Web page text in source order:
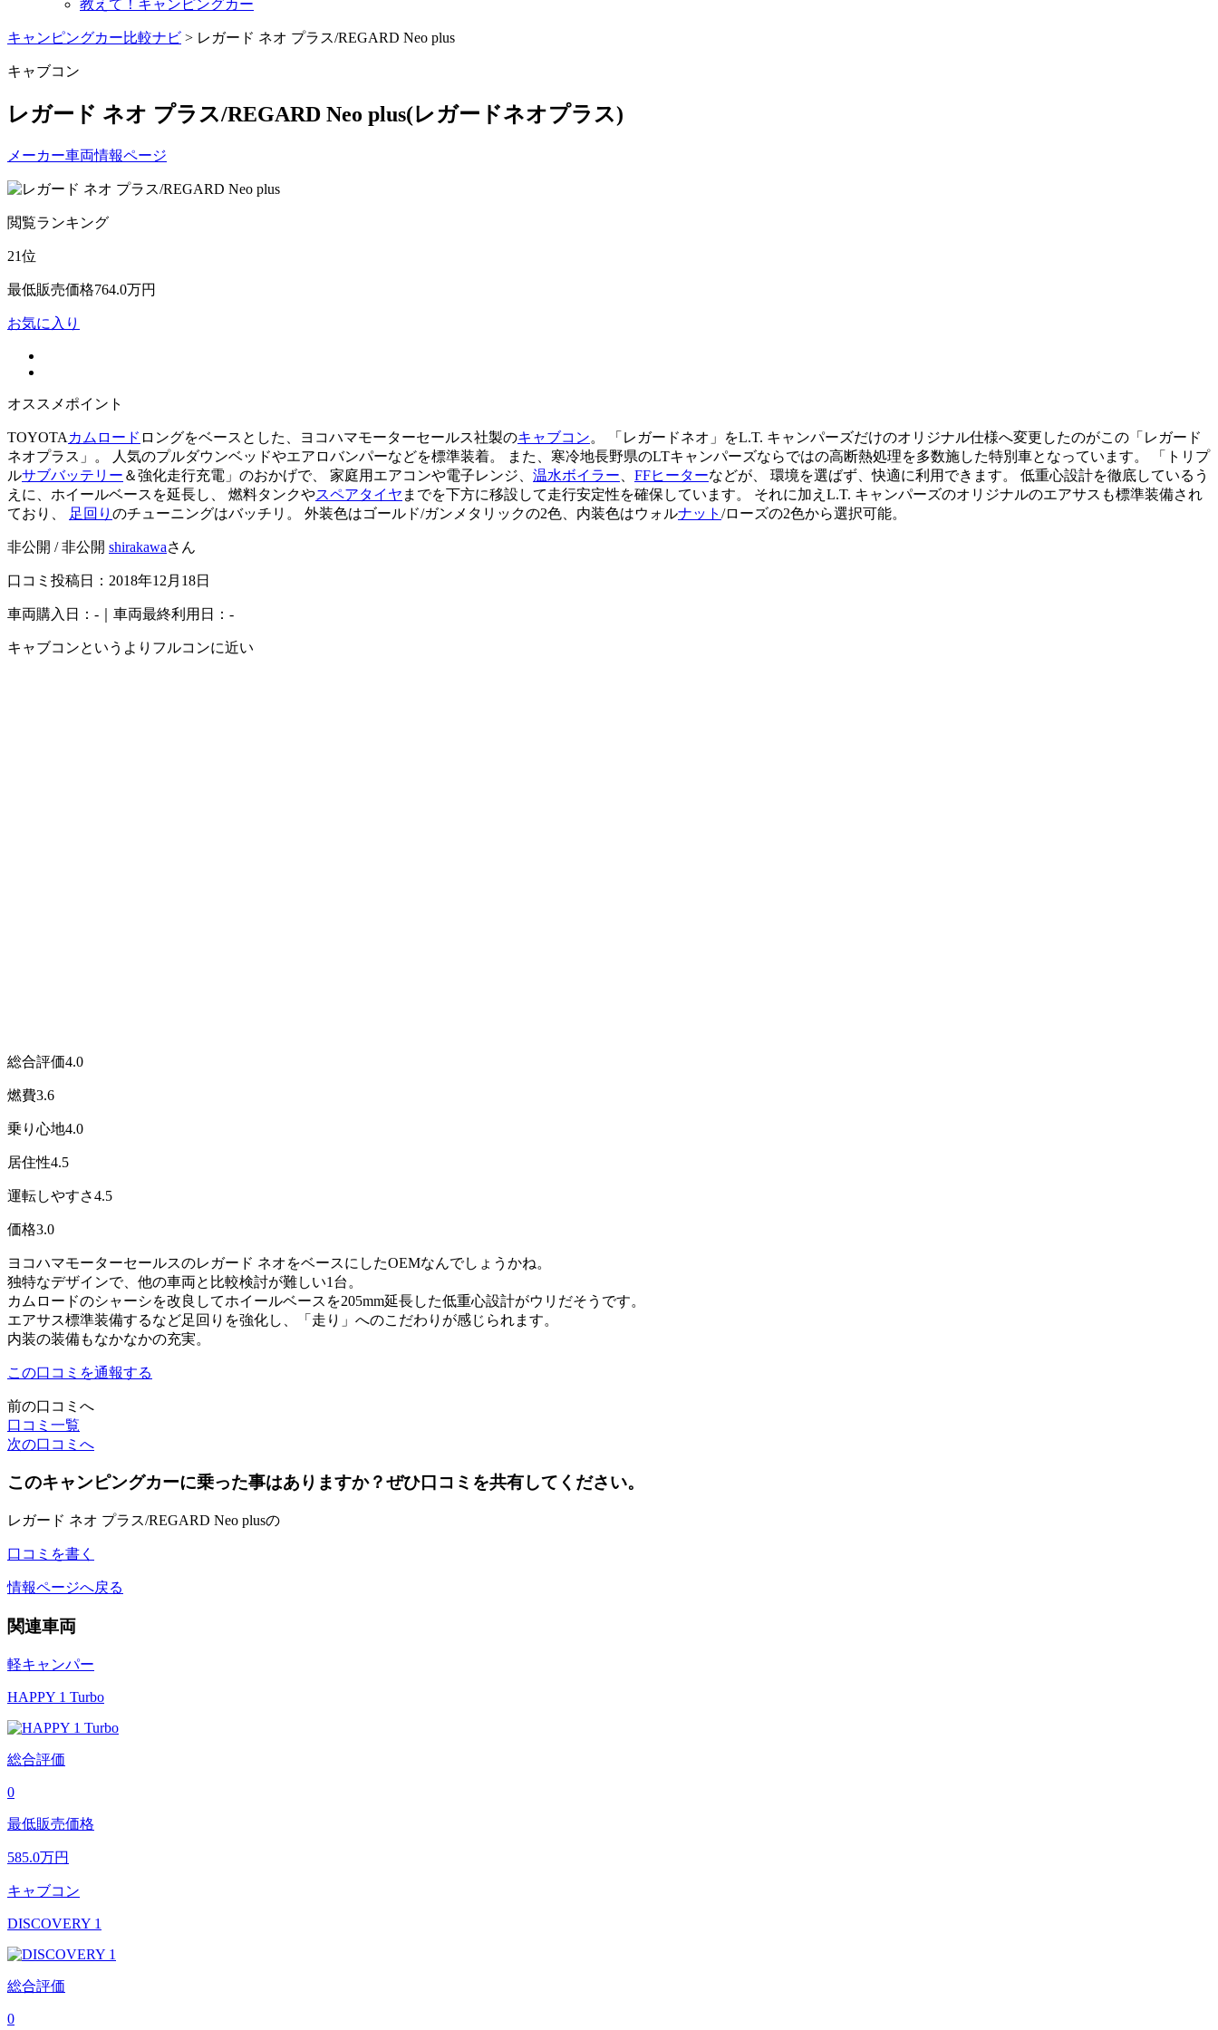
教えて！キャンピングカー
キャンピングカー比較ナビ > レガード ネオ プラス/REGARD Neo plus
キャブコン
レガード ネオ プラス/REGARD Neo plus(レガードネオプラス)
メーカー車両情報ページ
閲覧ランキング
21位
最低販売価格764.0万円
お気に入り
オススメポイント
TOYOTA カムロード ロングをベースとした、ヨコハマモーターセールス社製のキャブコン。 「レガードネオ」をL.T. キャンパーズだけのオリジナル仕様へ変更したのがこの「レガード
ネオプラス」。 人気のプルダウンベッドやエアロバンパーなどを標準装着。 また、寒冷地長野県のLTキャンパーズならではの高断熱処理を多数施した特別車となっています。 「トリプ
ルサブバッテリー ＆強化走行充電」のおかげで、 家庭用エアコンや電子レンジ、 温水ボイラー FFヒーターなどが、 環境を選ばず、快適に利用できます。 低重心設計を徹底しているう
えに、ホイールベースを延長し、 燃料タンクやスペアタイヤ までを下方に移設して走行安定性を確保しています。 それに加えL.T. キャンパーズのオリジナルのエアサスも標準装備され
ており、
足回り のチューニングはバッチリ。 外装色はゴールド/ガンメタリックの2色、内装色はウォルナット /ローズの2色から選択可能。
非公開 / 非公開 shirakawaさん
口コミ投稿日：2018年12月18日
車両購入日：-｜車両最終利用日：-
キャブコンというよりフルコンに近い
総合評価4.0
燃費3.6
乗り心地4.0
居住性4.5
運転しやすさ4.5
価格3.0
ヨコハマモーターセールスのレガード ネオをベースにしたOEMなんでしょうかね。
独特なデザインで、他の車両と比較検討が難しい1台。
カムロードのシャーシを改良してホイールベースを205mm延長した低重心設計がウリだそうです。
エアサス標準装備するなど足回りを強化し、「走り」へのこだわりが感じられます。
内装の装備もなかなかの充実。
この口コミを通報する
前の口コミへ
口コミ一覧
次の口コミへ
このキャンピングカーに乗った事はありますか？ぜひ口コミを共有してください。
レガード ネオ プラス/REGARD Neo plusの
口コミを書く
情報ページへ戻る
関連車両
軽キャンパー
HAPPY 1 Turbo
総合評価
0
最低販売価格
585.0万円
キャブコン
DISCOVERY 1
総合評価
0